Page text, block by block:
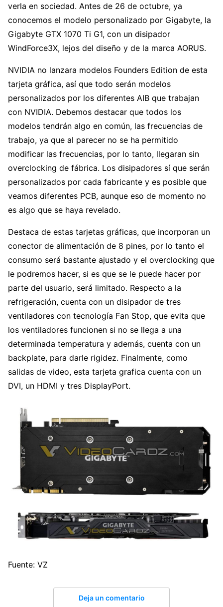
verla en sociedad. Antes de 26 de octubre, ya
conocemos el modelo personalizado por Gigabyte, la
Gigabyte GTX 1070 Ti G1, con un disipador
WindForce3X, lejos del diseño y de la marca AORUS.
NVIDIA no lanzara modelos Founders Edition de esta
tarjeta gráfica, así que todo serán modelos
personalizados por los diferentes AIB que trabajan
con NVIDIA. Debemos destacar que todos los
modelos tendrán algo en común, las frecuencias de
trabajo, ya que al parecer no se ha permitido
modificar las frecuencias, por lo tanto, llegaran sin
overclocking de fábrica. Los disipadores sí que serán
personalizados por cada fabricante y es posible que
veamos diferentes PCB, aunque eso de momento no
es algo que se haya revelado.
Destaca de estas tarjetas gráficas, que incorporan un
conector de alimentación de 8 pines, por lo tanto el
consumo será bastante ajustado y el overclocking que
le podremos hacer, si es que se le puede hacer por
parte del usuario, será limitado. Respecto a la
refrigeración, cuenta con un disipador de tres
ventiladores con tecnología Fan Stop, que evita que
los ventiladores funcionen si no se llega a una
determinada temperatura y además, cuenta con un
backplate, para darle rigidez. Finalmente, como
salidas de video, esta tarjeta grafica cuenta con un
DVI, un HDMI y tres DisplayPort.
Fuente: VZ
Deja un comentario